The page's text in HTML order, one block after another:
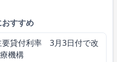
すすめ
要貸付利率 3月3日付で改
機構